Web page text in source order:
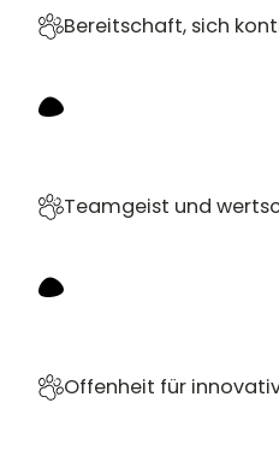
Bereitschaft, sich
Teamgeist und
Offenheit für